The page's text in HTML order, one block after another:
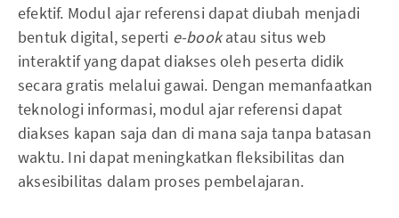
efektif. Modul ajar referensi dapat diubah menjadi
bentuk digital, seperti e-bookatau situs web
interaktif yang dapat diakses oleh peserta didik
secara gratis melalui gawai. Dengan memanfaatkan
teknologi informasi, modul ajar referensi dapat
diakses kapan saja dan di mana saja tanpa batasan
waktu. Ini dapat meningkatkan fleksibilitas dan
aksesibilitas dalam proses pembelajaran.